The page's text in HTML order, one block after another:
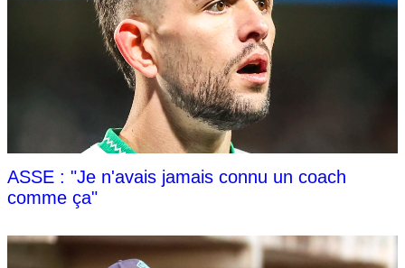
ASSE : "Je n'avais jamais connu un coach
comme ça"